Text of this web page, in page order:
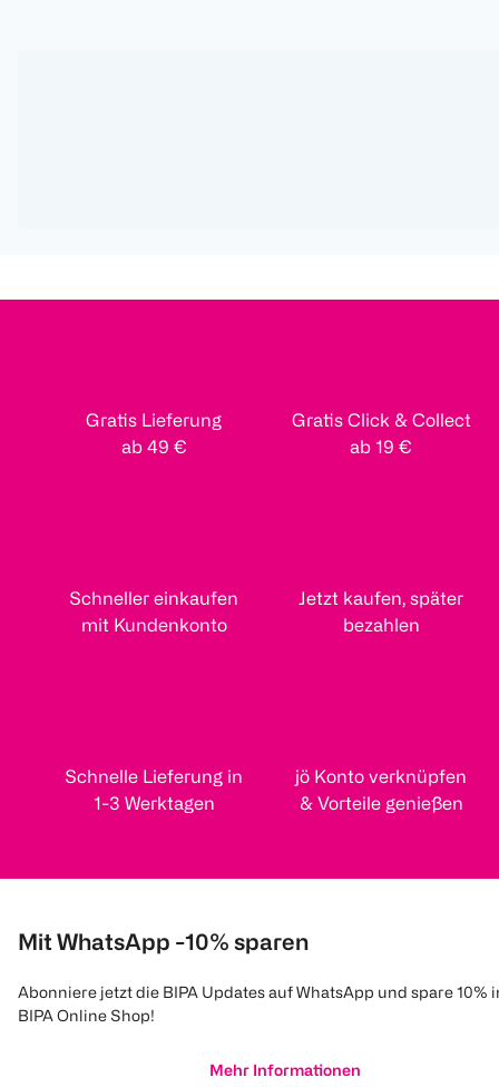
Gratis Lieferung
ab 49 €
Gratis Click & Collect
ab 19 €
Schneller einkaufen
mit Kundenkonto
Jetzt kaufen, später
bezahlen
Schnelle Lieferung in
1-3 Werktagen
jö Konto verknüpfen
& Vorteile genießen
Mit WhatsApp -10% sparen
Abonniere jetzt die BIPA Updates auf WhatsApp und spare 10%
BIPA Online Shop!
Mehr Informationen